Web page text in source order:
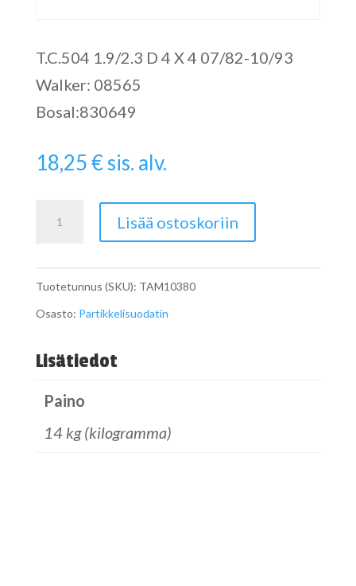
T.C.504 1.9/2.3 D 4 X 4 07/82-10/93
Walker: 08565
Bosal:830649
18,25€sis. alv.
Lisää ostoskoriin
Tuotetunnus (SKU): TAM10380
Osasto: Partikkelisuodatin
Lisätiedot
Paino
14 kg (kilogramma)